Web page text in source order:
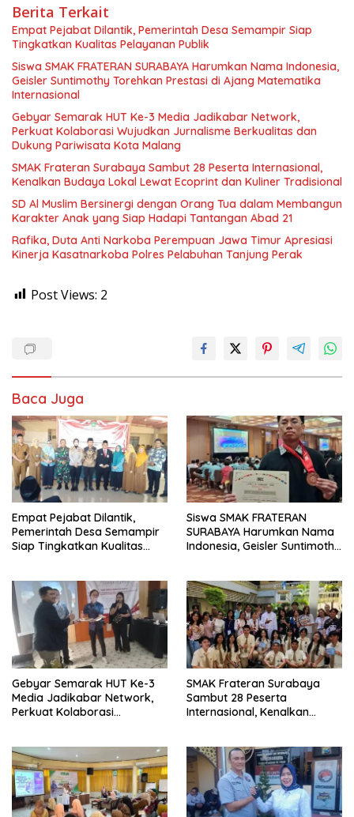
Berita Terkait
Empat Pejabat Dilantik, Pemerintah Desa Semampir Siap
Tingkatkan Kualitas Pelayanan Publik
Siswa SMAK FRATERAN SURABAYA Harumkan Nama Indonesia,
Geisler Suntimothy Torehkan Prestasi di Ajang Matematika
Internasional
Gebyar Semarak HUT Ke-3 Media Jadikabar Network,
Perkuat Kolaborasi Wujudkan Jurnalisme Berkualitas dan
Dukung Pariwisata Kota Malang
SMAK Frateran Surabaya Sambut 28 Peserta Internasional,
Kenalkan Budaya Lokal Lewat Ecoprint dan Kuliner Tradisional
SD Al Muslim Bersinergi dengan Orang Tua dalam Membangun
Karakter Anak yang Siap Hadapi Tantangan Abad 21
Rafika, Duta Anti Narkoba Perempuan Jawa Timur Apresiasi
Kinerja Kasatnarkoba Polres Pelabuhan Tanjung Perak
Post Views: 2
Baca Juga
Empat Pejabat Dilantik,
Pemerintah Desa Semampir
Siap Tingkatkan Kualitas
Siswa SMAK FRATERAN
SURABAYA Harumkan Nama
Indonesia, Geisler Suntimothy
Gebyar Semarak HUT Ke-3
Media Jadikabar Network,
Perkuat Kolaborasi
Pariwisata Kota Malang
SMAK Frateran Surabaya
Sambut 28 Peserta
Internasional, Kenalkan